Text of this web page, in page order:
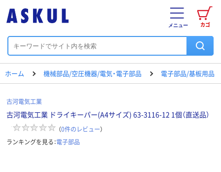
カゴ
メニュー
ホーム 機械部品/空圧機器/電気・電子部品 電子部品/基板用品
古河電気工業
古河電気工業 ドライキーパー(A4サイズ) 63-3116-12 1個（直送品）
（0件のレビュー）
ランキングを見る：電子部品